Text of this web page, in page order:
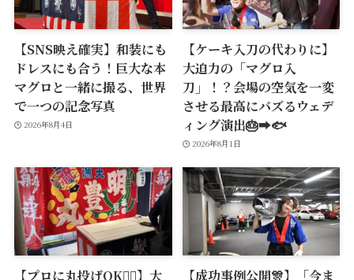
【SNS映え確実】和装にも
ドレスにも合う！巨大な本
マグロと一緒に撮る、世界
で一つの記念写真
2026年8月4日
【ケーキ入刀の代わりに】
大迫力の「マグロ入
刀」！？会場の空気を一変
させる最高にバズるウェデ
ィング演出🎂➡️🐟
2026年8月1日
【プロに丸投げOK🙆‍♂️】大
【成功事例公開🎊】「今ま